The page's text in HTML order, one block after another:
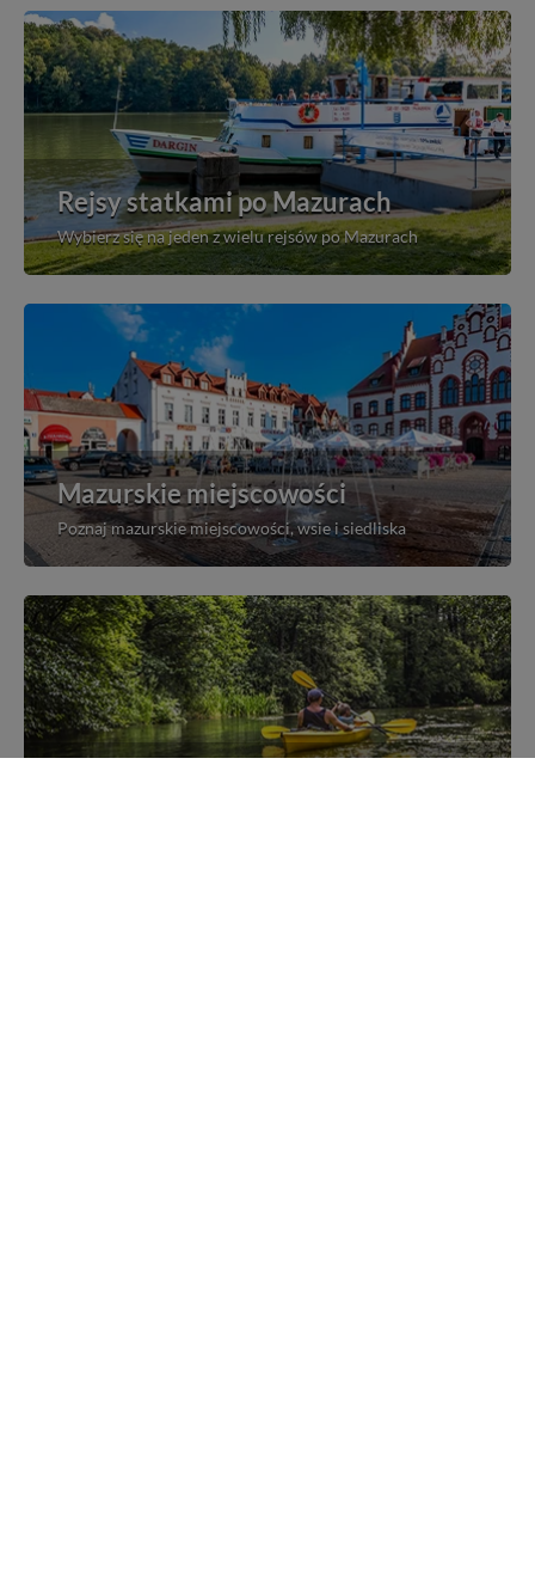
Rejsy statkami po Mazurach
Wybierz się na jeden z wielu rejsów po Mazurach
Mazurskie miejscowości
Poznaj mazurskie miejscowości, wsie i siedliska